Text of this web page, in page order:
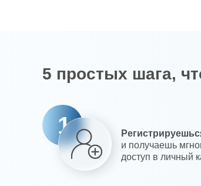
5 простых шага,
1
и получаешь
доступ в личный